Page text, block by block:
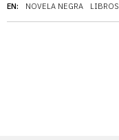
EN: NOVELA NEGRA LIBROS